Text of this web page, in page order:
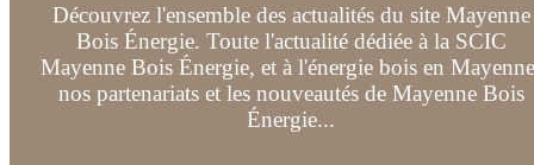
Découvrez l'ensemble des actualités du site Mayenne
Bois Énergie. Toute l'actualité dédiée à la SCIC
Mayenne Bois Énergie, et à l'énergie bois en
nos partenariats et les nouveautés de Mayenne Bois
Énergie...